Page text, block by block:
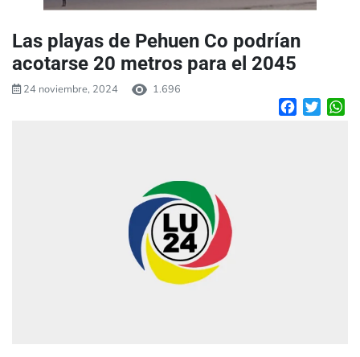
Las playas de Pehuen Co podrían
acotarse 20 metros para el 2045
24 noviembre, 2024 1.696
Facebook